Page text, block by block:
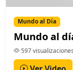
Mundo al Día
Mundo al
597 visualizaciones